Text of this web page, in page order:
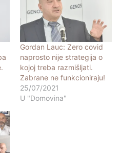
Gordan Lauc: Zero covid
naprosto nije strategija o
kojoj treba razmišljati.
Zabrane ne funkcioniraju!
25/07/2021
U "Domovina"